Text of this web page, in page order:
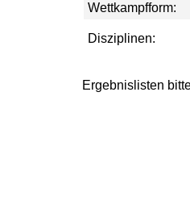
Wettkampfform:
Disziplinen:
Ergebnislisten